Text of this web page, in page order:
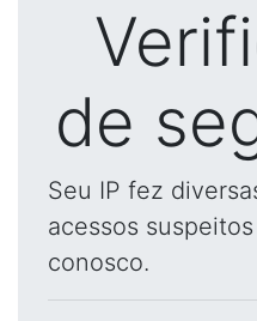
de
Seu IP fez
acessos
conosco.